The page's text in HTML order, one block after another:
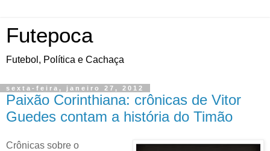
Futepoca
Futebol, Política e Cachaça
sexta-feira, janeiro 27, 2012
Paixão Corinthiana: crônicas de Vitor
Guedes contam a história do Timão
Crônicas sobre o